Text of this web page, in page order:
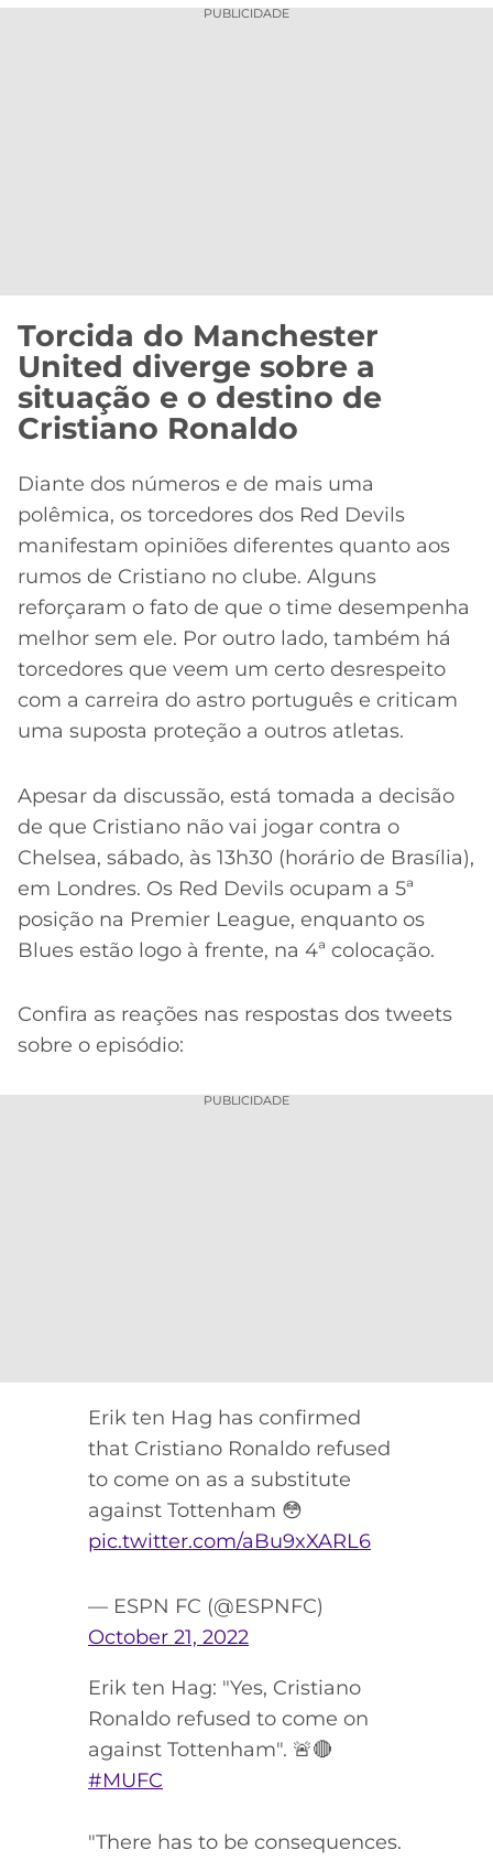
PUBLICIDADE
Torcida do Manchester
United diverge sobre a
situação e o destino de
Cristiano Ronaldo
Diante dos números e de mais uma
polêmica, os torcedores dos Red Devils
manifestam opiniões diferentes quanto aos
rumos de Cristiano no clube. Alguns
reforçaram o fato de que o time desempenha
melhor sem ele. Por outro lado, também há
torcedores que veem um certo desrespeito
com a carreira do astro português e criticam
uma suposta proteção a outros atletas.
Apesar da discussão, está tomada a decisão
de que Cristiano não vai jogar contra o
Chelsea, sábado, às 13h30 (horário de Brasília),
em Londres. Os Red Devils ocupam a 5ª
posição na Premier League, enquanto os
Blues estão logo à frente, na 4ª colocação.
Confira as reações nas respostas dos tweets
sobre o episódio:
PUBLICIDADE
Erik ten Hag has confirmed
that Cristiano Ronaldo refused
to come on as a substitute
against Tottenham 😳
pic.twitter.com/aBu9xXARL6
— ESPN FC (@ESPNFC)
October 21, 2022
Erik ten Hag: "Yes, Cristiano
Ronaldo refused to come on
against Tottenham". 🚨🔴
#MUFC
"There has to be consequences.